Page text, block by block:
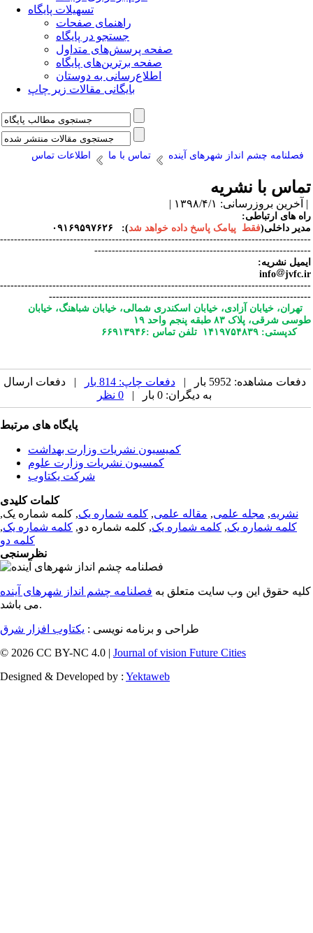
تسهیلات پایگاه
راهنمای صفحات
جستجو در پایگاه
صفحه پرسش‌های متداول
صفحه برترین‌های پایگاه
اطلاع‌رسانی به دوستان
بایگانی مقالات زیر چاپ
فصلنامه چشم انداز شهرهای آینده تماس با ما اطلاعات تماس
تماس با نشریه
| آخرین بروزرسانی: ۱۳۹۸/۴/۱ |
راه های ارتباطی:
مدیر داخلی(فقط پیامک پاسخ داده خواهد شد): ۰۹۱۶۹۵۹۷۶۲۶
-----------------------------------------------------------------------------------------
--------------------------------------------------------------
ایمیل نشریه:
info
jvfc.ir
-----------------------------------------------------------------------------------------
---------------------------------------------------------------------------
تهران، خیابان آزادی، خیابان اسکندری شمالی، خیابان شباهنگ، خیابان
طوسی شرقی، پلاک ۸۳ طبقه پنجم واحد ۱۹
کدپستی: ۱۴۱۹۷۵۴۸۳۹ تلفن تماس :۶۶۹۱۳۹۴۶
دفعات مشاهده: 5952 بار | دفعات چاپ: 814 بار
| دفعات ارسال
به دیگران: 0 بار |
0 نظر
پایگاه های مرتبط
کمیسیون نشریات وزارت بهداشت
کمسیون نشریات وزارت علوم
شرکت یکتاوب
کلمات کلیدی
نشریه, مجله علمی, مقاله علمی, کلمه شماره یک, کلمه شماره یک,
کلمه شماره یک, کلمه شماره یک, کلمه شماره دو, کلمه شماره یک,
کلمه دو
نظرسنجی
کلیه حقوق این وب سایت متعلق به فصلنامه چشم انداز شهرهای آینده
می باشد.
طراحی و برنامه نویسی : یکتاوب افزار شرق
© 2026 CC BY-NC 4.0 | Journal of vision Future Cities
Designed & Developed by : Yektaweb